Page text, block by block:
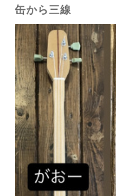
缶から三線